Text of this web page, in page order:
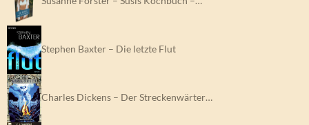
Stephen Baxter – Die letzte Flut
Charles Dickens – Der Streckenwärter…